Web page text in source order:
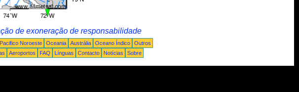
de exoneração de responsabilidade
Pacifico Noroeste Oceania Austrália Oceano Índico
Outros
Aeroportos FAQ Línguas Contacto Notícias Sobre